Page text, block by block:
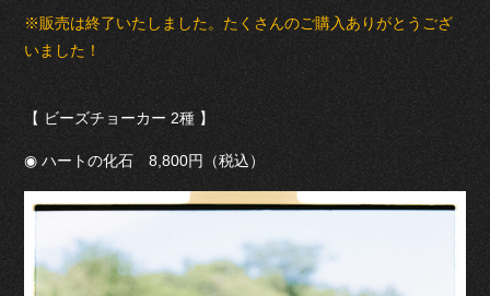
※販売は終了いたしました。たくさんのご購入ありがとうござ
いました！
【 ビーズチョーカー 2種 】
◉ ハートの化石 8,800円（税込）